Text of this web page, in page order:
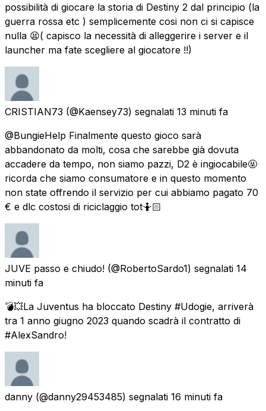
possibilità di giocare la storia di Destiny 2 dal principio (la
guerra rossa etc ) semplicemente cosi non ci si capisce
nulla 😫( capisco la necessità di alleggerire i server e il
launcher ma fate scegliere al giocatore !!)
CRISTIAN73 (@Kaensey73) segnalati 13 minuti fa
@BungieHelp Finalmente questo gioco sarà
abbandonato da molti, cosa che sarebbe già dovuta
accadere da tempo, non siamo pazzi, D2 è ingiocabile🤬
ricorda che siamo consumatore e in questo momento
non state offrendo il servizio per cui abbiamo pagato 70
€ e dlc costosi di riciclaggio tot🤷🏻
JUVE passo e chiudo! (@RobertoSardo1) segnalati 14
minuti fa
💣💥La Juventus ha bloccato Destiny #Udogie, arriverà
tra 1 anno giugno 2023 quando scadrà il contratto di
#AlexSandro!
danny (@danny29453485) segnalati 16 minuti fa